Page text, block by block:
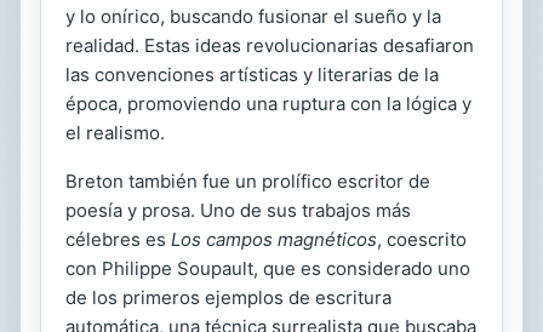
y lo onírico, buscando fusionar el sueño y la
realidad. Estas ideas revolucionarias desafiaron
las convenciones artísticas y literarias de la
época, promoviendo una ruptura con la lógica y
el realismo.
Breton también fue un prolífico escritor de
poesía y prosa. Uno de sus trabajos más
célebres es Los campos magnéticos, coescrito
con Philippe Soupault, que es considerado uno
de los primeros ejemplos de escritura
automática, una técnica surrealista que buscaba